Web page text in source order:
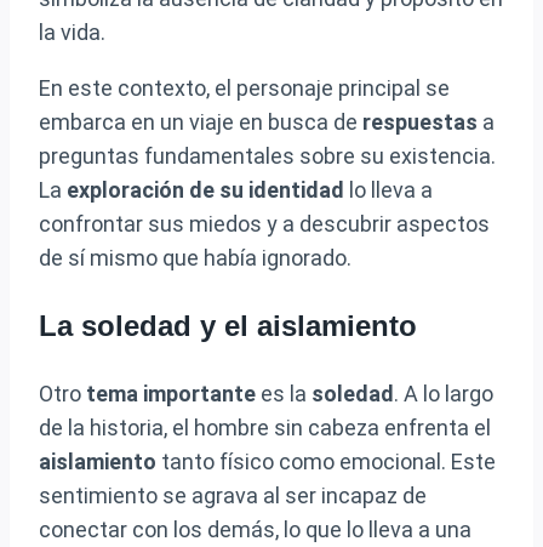
la vida.
En este contexto, el personaje principal se
embarca en un viaje en busca de respuestas a
preguntas fundamentales sobre su existencia.
La exploración de su identidad
lo lleva a
confrontar sus miedos y a descubrir aspectos
de sí mismo que había ignorado.
La soledad y el aislamiento
Otro tema importante es la soledad . A lo largo
de la historia, el hombre sin cabeza enfrenta el
aislamiento tanto físico como emocional. Este
sentimiento se agrava al ser incapaz de
conectar con los demás, lo que lo lleva a una